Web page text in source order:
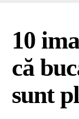
10
că
sunt